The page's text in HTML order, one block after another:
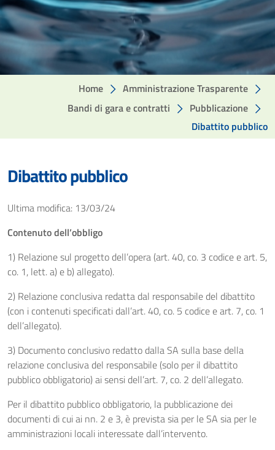
Home
Amministrazione Trasparente
Bandi di gara e contratti
Pubblicazione
Dibattito pubblico
Dibattito pubblico
Ultima modifica: 13/03/24
Contenuto dell’obbligo
1) Relazione sul progetto dell’opera (art. 40, co. 3 codice e art. 5,
co. 1, lett. a) e b) allegato).
2) Relazione conclusiva redatta dal responsabile del dibattito
(con i contenuti specificati dall’art. 40, co. 5 codice e art. 7, co. 1
dell’allegato).
3) Documento conclusivo redatto dalla SA sulla base della
relazione conclusiva del responsabile (solo per il dibattito
pubblico obbligatorio) ai sensi dell’art. 7, co. 2 dell’allegato.
Per il dibattito pubblico obbligatorio, la pubblicazione dei
documenti di cui ai nn. 2 e 3, è prevista sia per le SA sia per le
amministrazioni locali interessate dall’intervento.